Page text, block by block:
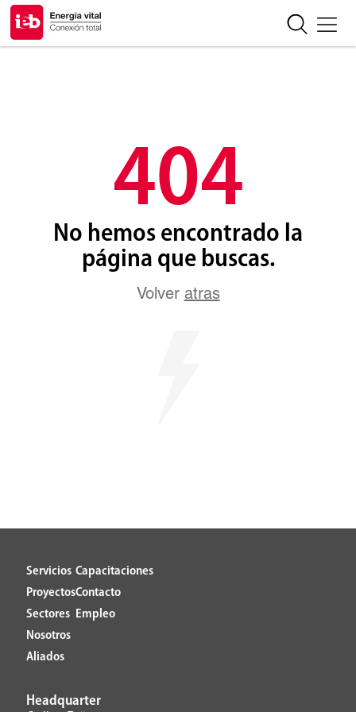
404
No hemos encontrado la
página que buscas.
Volver atras
Servicios
Proyectos
Sectores
Nosotros
Aliados
Capacitaciones
Contacto
Empleo
Headquarter